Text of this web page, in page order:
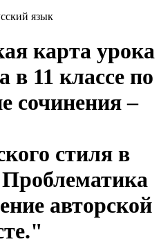
язык
карта урока
в 11 классе по
сочинения –
стиля в
авторской